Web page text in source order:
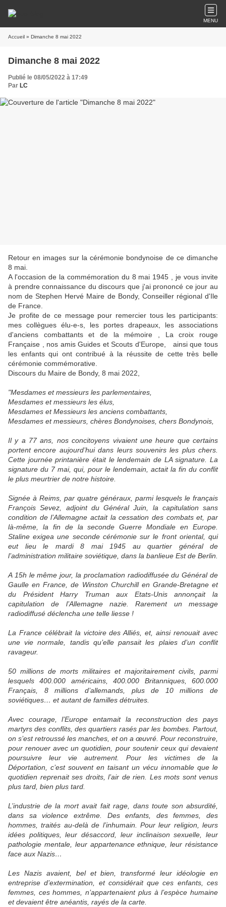
MENU
Accueil » Dimanche 8 mai 2022
Dimanche 8 mai 2022
Publié le 08/05/2022 à 17:49
Par LC
Retour en images sur la cérémonie bondynoise de ce dimanche
8 mai.
A l'occasion de la commémoration du 8 mai 1945 , je vous invite
à prendre connaissance du discours que j'ai prononcé ce jour au
nom de Stephen Hervé Maire de Bondy, Conseiller régional d'Ile
de France.
Je profite de ce message pour remercier tous les participants:
mes collègues élu-e-s, les portes drapeaux, les associations
d'anciens combattants et de la mémoire , La croix rouge
Française , nos amis Guides et Scouts d'Europe, ainsi que tous
les enfants qui ont contribué à la réussite de cette très belle
cérémonie commémorative.
Discours du Maire de Bondy, 8 mai 2022,
"Mesdames et messieurs les parlementaires,
Mesdames et messieurs les élus,
Mesdames et Messieurs les anciens combattants,
Mesdames et messieurs, chères Bondynoises, chers Bondynois,
Il y a 77 ans, nos concitoyens vivaient une heure que certains
portent encore aujourd’hui dans leurs souvenirs les plus chers.
Cette journée printanière était le lendemain de LA signature. La
signature du 7 mai, qui, pour le lendemain, actait la fin du conflit
le plus meurtrier de notre histoire.
Signée à Reims, par quatre généraux, parmi lesquels le français
François Sevez, adjoint du Général Juin, la capitulation sans
condition de l’Allemagne actait la cessation des combats et, par
là-même, la fin de la seconde Guerre Mondiale en Europe.
Staline exigea une seconde cérémonie sur le front oriental, qui
eut lieu le mardi 8 mai 1945 au quartier général de
l’administration militaire soviétique, dans la banlieue Est de Berlin.
A 15h le même jour, la proclamation radiodiffusée du Général de
Gaulle en France, de Winston Churchill en Grande-Bretagne et
du Président Harry Truman aux Etats-Unis annonçait la
capitulation de l’Allemagne nazie. Rarement un message
radiodiffusé déclencha une telle liesse !
La France célébrait la victoire des Alliés, et, ainsi renouait avec
une vie normale, tandis qu’elle pansait les plaies d’un conflit
ravageur.
50 millions de morts militaires et majoritairement civils, parmi
lesquels 400.000 américains, 400.000 Britanniques, 600.000
Français, 8 millions d’allemands, plus de 10 millions de
soviétiques… et autant de familles détruites.
Avec courage, l’Europe entamait la reconstruction des pays
martyrs des conflits, des quartiers rasés par les bombes. Partout,
on s’est retroussé les manches, et on a œuvré. Pour reconstruire,
pour renouer avec un quotidien, pour soutenir ceux qui devaient
poursuivre leur vie autrement. Pour les victimes de la
Déportation, c’est souvent en taisant un vécu innomable que le
quotidien reprenait ses droits, l’air de rien. Les mots sont venus
plus tard, bien plus tard.
L’industrie de la mort avait fait rage, dans toute son absurdité,
dans sa violence extrême. Des enfants, des femmes, des
hommes, traités au-delà de l’inhumain. Pour leur religion, leurs
idées politiques, leur désaccord, leur inclinaison sexuelle, leur
pathologie mentale, leur appartenance ethnique, leur résistance
face aux Nazis…
Les Nazis avaient, bel et bien, transformé leur idéologie en
entreprise d’extermination, et considérait que ces enfants, ces
femmes, ces hommes, n’appartenaient plus à l’espèce humaine
et devaient être anéantis, rayés de la carte.